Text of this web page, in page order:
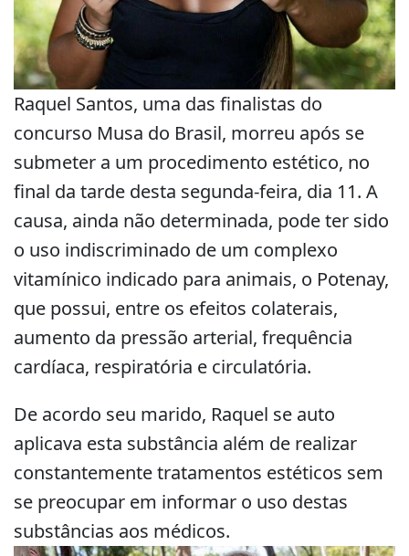
Raquel Santos, uma das finalistas do
concurso Musa do Brasil, morreu após se
submeter a um procedimento estético, no
final da tarde desta segunda-feira, dia 11. A
causa, ainda não determinada, pode ter sido
o uso indiscriminado de um complexo
vitamínico indicado para animais, o Potenay,
que possui, entre os efeitos colaterais,
aumento da pressão arterial, frequência
cardíaca, respiratória e circulatória.
De acordo seu marido, Raquel se auto
aplicava esta substância além de realizar
constantemente tratamentos estéticos sem
se preocupar em informar o uso destas
substâncias aos médicos.